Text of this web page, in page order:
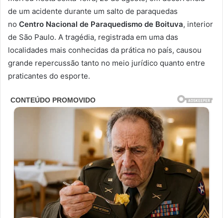
de um acidente durante um salto de paraquedas
no Centro Nacional de Paraquedismo de Boituva, interior
de São Paulo. A tragédia, registrada em uma das
localidades mais conhecidas da prática no país, causou
grande repercussão tanto no meio jurídico quanto entre
praticantes do esporte.